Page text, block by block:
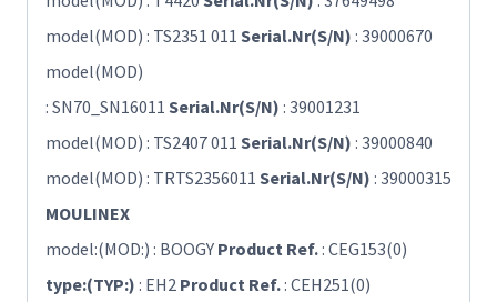
model(MOD) : TS2351 011 Serial.Nr(S/N) : 39000670
model(MOD)
: SN70_SN16011 Serial.Nr(S/N) : 39001231
model(MOD) : TS2407 011 Serial.Nr(S/N) : 39000840
model(MOD) : TRTS2356011 Serial.Nr(S/N) : 39000315
MOULINEX
model:(MOD:) : BOOGY Product Ref.: CEG153(0)
type:(TYP:) : EH2 Product Ref.: CEH251(0)